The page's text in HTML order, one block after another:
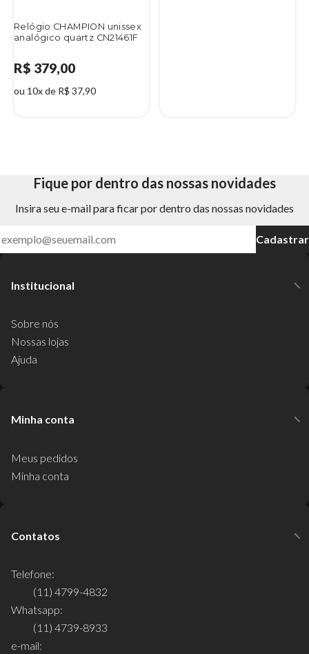
Relógio CHAMPION unissex
analógico quartz CN21461F
R$ 379,00
ou 10x de R$ 37,90
Fique por dentro das nossas novidades
Insira seu e-mail para ficar por dentro das nossas novidades
Cadastrar
Institucional
Sobre nós
Nossas lojas
Ajuda
Minha conta
Meus pedidos
Minha conta
Contatos
Telefone:
(11) 4799-4832
Whatsapp:
(11) 4739-8933
e-mail: